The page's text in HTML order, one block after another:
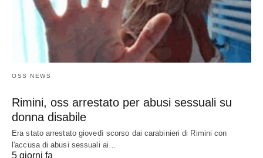
OSS NEWS
Rimini, oss arrestato per abusi sessuali su
donna disabile
Era stato arrestato giovedì scorso dai carabinieri di Rimini con
l'accusa di abusi sessuali ai…
5 giorni fa